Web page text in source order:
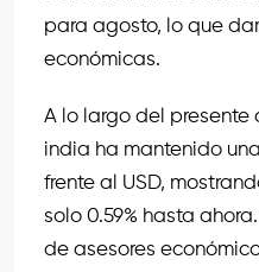
para agosto, lo que
económicas.
A lo largo del presente
india ha mantenido
frente al USD,
solo 0.59% hasta
de asesores